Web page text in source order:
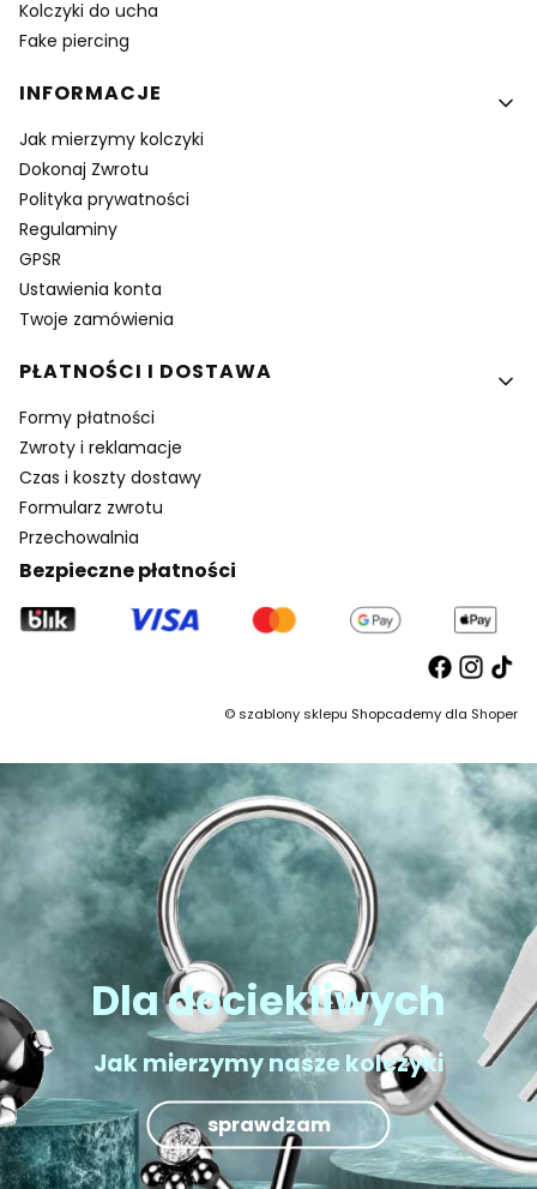
Kolczyki do ucha
Fake piercing
INFORMACJE
Jak mierzymy kolczyki
Dokonaj Zwrotu
Polityka prywatności
Regulaminy
GPSR
Ustawienia konta
Twoje zamówienia
PŁATNOŚCI I DOSTAWA
Formy płatności
Zwroty i reklamacje
Czas i koszty dostawy
Formularz zwrotu
Przechowalnia
Bezpieczne płatności
©szablony sklepu Shopcademy dla Shoper
Dla dociekliwych
Jak mierzymy nasze kolczyki
sprawdzam